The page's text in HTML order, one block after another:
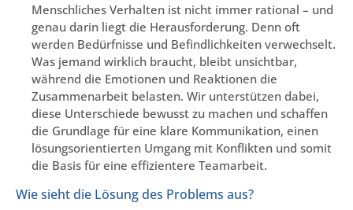
Menschliches Verhalten ist nicht immer rational – und
genau darin liegt die Herausforderung. Denn oft
werden Bedürfnisse und Befindlichkeiten verwechselt.
Was jemand wirklich braucht, bleibt unsichtbar,
während die Emotionen und Reaktionen die
Zusammenarbeit belasten. Wir unterstützen dabei,
diese Unterschiede bewusst zu machen und schaffen
die Grundlage für eine klare Kommunikation, einen
lösungsorientierten Umgang mit Konflikten und somit
die Basis für eine effizientere Teamarbeit.
Wie sieht die Lösung des Problems aus?